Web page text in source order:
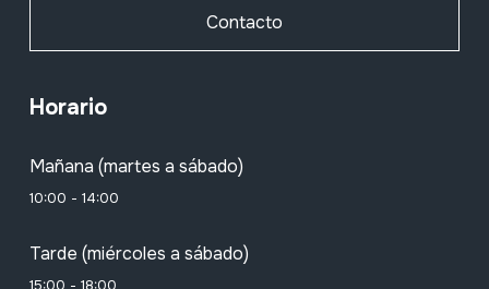
Contacto
Horario
Mañana (martes a sábado)
10:00 - 14:00
Tarde (miércoles a sábado)
15:00 - 18:00